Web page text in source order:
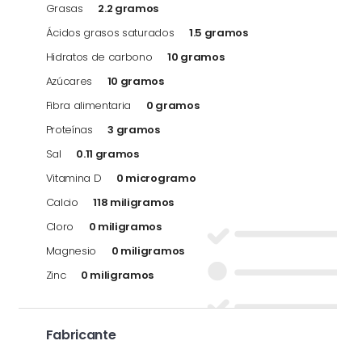
Grasas
2.2 gramos
Ácidos grasos saturados
1.5 gramos
Hidratos de carbono
10 gramos
Azúcares
10 gramos
Fibra alimentaria
0 gramos
Proteínas
3 gramos
Sal
0.11 gramos
Vitamina D
0 microgramo
Calcio
118 miligramos
Cloro
0 miligramos
Magnesio
0 miligramos
Zinc
0 miligramos
Fabricante